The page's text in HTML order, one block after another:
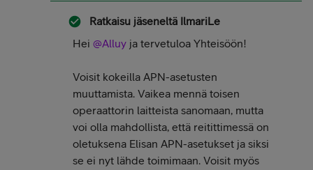
Ratkaisu jäseneltä IlmariLe
Hei @Alluy ja tervetuloa Yhteisöön!
Voisit kokeilla APN-asetusten
muuttamista. Vaikea mennä toisen
operaattorin laitteista sanomaan, mutta
voi olla mahdollista, että reitittimessä on
oletuksena Elisan APN-asetukset ja siksi
se ei nyt lähde toimimaan. Voisit myös